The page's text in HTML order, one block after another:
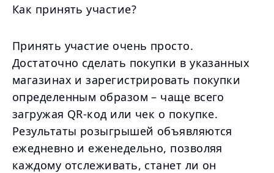
Как принять участие?
Принять участие очень просто.
Достаточно сделать покупки в указанных
магазинах и зарегистрировать покупки
определенным образом – чаще всего
загружая QR-код или чек о покупке.
Результаты розыгрышей объявляются
ежедневно и еженедельно, позволяя
каждому отслеживать, станет ли он